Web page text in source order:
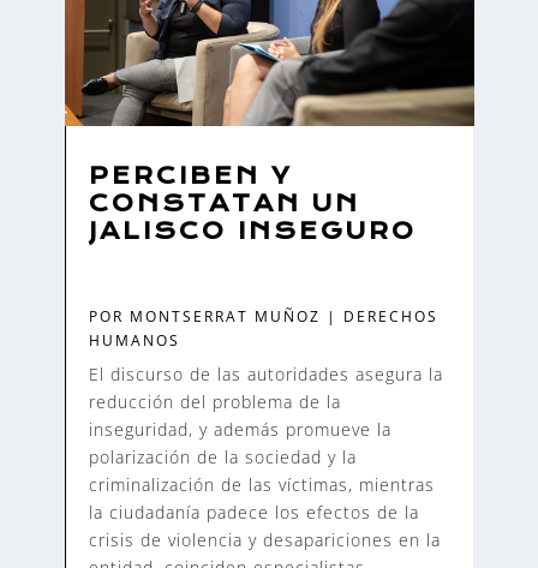
PERCIBEN Y
CONSTATAN UN
JALISCO INSEGURO
POR MONTSERRAT MUÑOZ | DERECHOS
HUMANOS
El discurso de las autoridades asegura la
reducción del problema de la
inseguridad, y además promueve la
polarización de la sociedad y la
criminalización de las víctimas, mientras
la ciudadanía padece los efectos de la
crisis de violencia y desapariciones en la